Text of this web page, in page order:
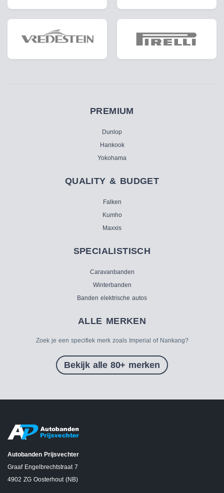
PREMIUM
Dunlop
Hankook
Yokohama
QUALITY & BUDGET
Falken
Kumho
Maxxis
SPECIALISTISCH
Caravanbanden
Winterbanden
Banden elektrische autos
ALLE MERKEN
Zoek je een specifiek merk zoals Imperial of Nankang?
Bekijk alle 80+ merken
Autobanden Prijsvechter
Graaf Engelbrechtstraat 7
4902 ZG Oosterhout (NB)